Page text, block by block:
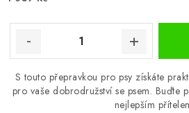
S touto přepravkou pro psy získáte
pro vaše dobrodružství se psem. Buďte
nejlepším